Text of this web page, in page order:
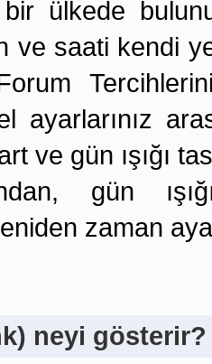
ülkede
ve saati kendi
ve gün ışığı
gün
zaman
neyi gösterir?